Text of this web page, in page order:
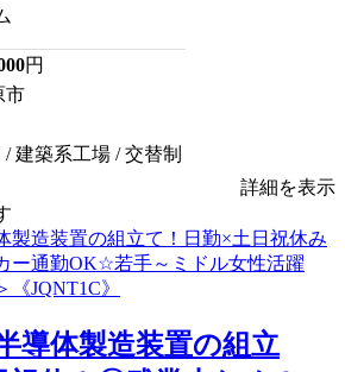
円
市
建築系工場 / 交替制
詳細を表示
導体製造装置の組立